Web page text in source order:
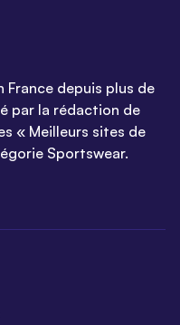
depuis plus de
par la rédaction de
« Meilleurs sites de
Sportswear.